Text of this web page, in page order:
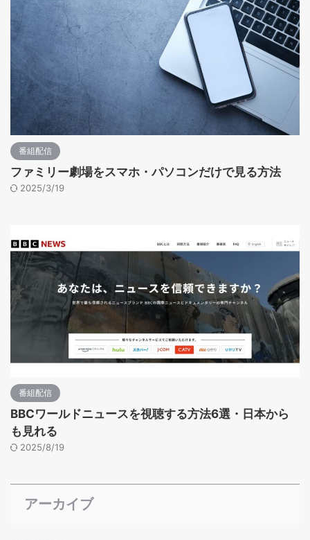
番組配信
ファミリー劇場をスマホ・パソコンだけで見る方法
2025/3/19
番組配信
BBCワールドニュースを視聴する方法6選・日本から
も見れる
2025/8/19
アーカイブ